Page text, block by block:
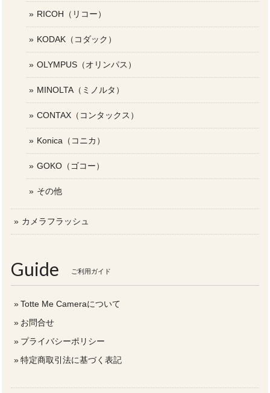
RICOH（リコー）
KODAK（コダック）
OLYMPUS（オリンパス）
MINOLTA（ミノルタ）
CONTAX（コンタックス）
Konica（コニカ）
GOKO（ゴコー）
その他
カメラフラッシュ
Guide ご利用ガイド
Totte Me Cameraについて
お問合せ
プライバシーポリシー
特定商取引法に基づく表記